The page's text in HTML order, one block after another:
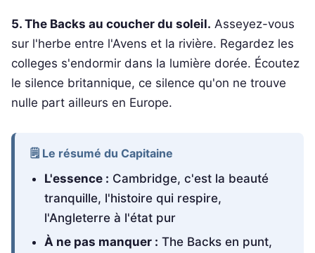
5. The Backs au coucher du soleil. Asseyez-vous
sur l'herbe entre l'Avens et la rivière. Regardez les
colleges s'endormir dans la lumière dorée. Écoutez
le silence britannique, ce silence qu'on ne trouve
nulle part ailleurs en Europe.
🗒️ Le résumé du Capitaine
L'essence : Cambridge, c'est la beauté
tranquille, l'histoire qui respire,
l'Angleterre à l'état pur
À ne pas manquer : The Backs en punt,